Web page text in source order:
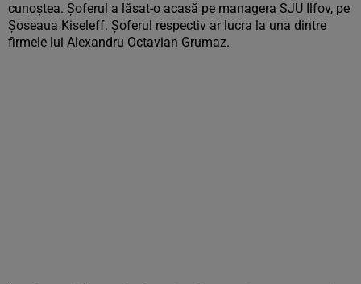
cunoştea. Şoferul a lăsat-o acasă pe managera SJU Ilfov, pe
Şoseaua Kiseleff. Şoferul respectiv ar lucra la una dintre
firmele lui Alexandru Octavian Grumaz.